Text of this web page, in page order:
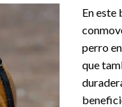
En este
perro
que